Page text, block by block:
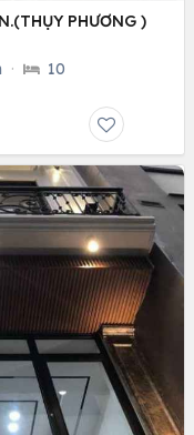
PHƯƠNG )
· 10